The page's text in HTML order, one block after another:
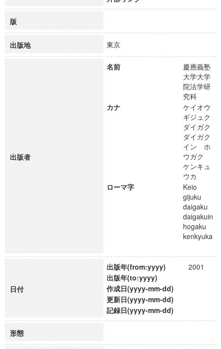
版
出版地 東京
出版者
名前
慶應義塾
大学大学
院法学研
究科
カナ
ケイオウ
ギジュク
ダイガク
ダイガク
イン ホ
ウガク
ケンキュ
ウカ
ローマ字
Keio
gijuku
daigaku
daigakuin
hogaku
kenkyuka
日付
出版年(from:yyyy)
2001
出版年(to:yyyy)
作成日(yyyy-mm-dd)
更新日(yyyy-mm-dd)
記録日(yyyy-mm-dd)
形態